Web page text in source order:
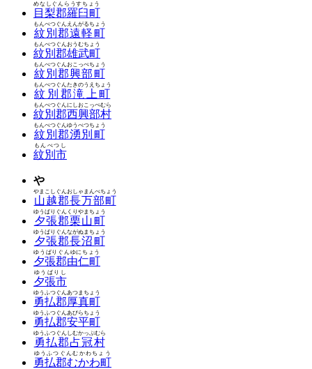
目梨郡羅臼町
めなしぐんらうすちょう
紋別郡遠軽町
もんべつぐんえんがるちょう
紋別郡雄武町
もんべつぐんおうむちょう
紋別郡興部町
もんべつぐんおこっぺちょう
紋別郡滝上町
もんべつぐんたきのうえちょう
紋別郡西興部村
もんべつぐんにしおこっぺむら
紋別郡湧別町
もんべつぐんゆうべつちょう
紋別市
もんべつし
や
山越郡長万部町
やまこしぐんおしゃまんべちょう
夕張郡栗山町
ゆうばりぐんくりやまちょう
夕張郡長沼町
ゆうばりぐんながぬまちょう
夕張郡由仁町
ゆうばりぐんゆにちょう
夕張市
ゆうばりし
勇払郡厚真町
ゆうふつぐんあつまちょう
勇払郡安平町
ゆうふつぐんあびらちょう
勇払郡占冠村
ゆうふつぐんしむかっぷむら
勇払郡むかわ町
ゆうふつぐんむかわちょう